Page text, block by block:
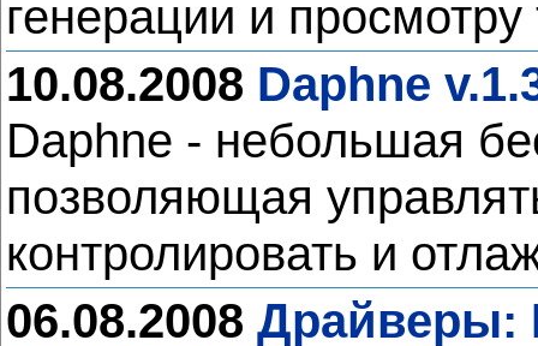
генерации и
10.08.2008 Daphne
Daphne - небольшая
позволяющая
контролировать и
06.08.2008 Драйверы: